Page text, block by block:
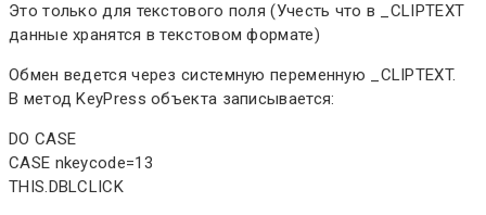
Это только для текстового поля (Учесть что в _CLIPTEXT
данные хранятся в текстовом формате)
Обмен ведется через системную переменную _CLIPTEXT.
В метод KeyPress объекта записывается:
DO CASE
CASE nkeycode=13
THIS.DBLCLICK